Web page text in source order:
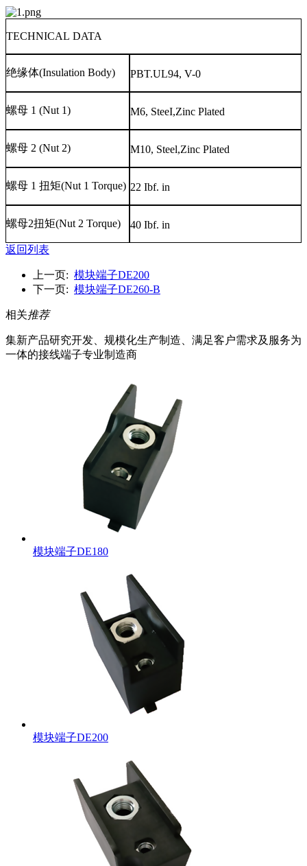
TECHNICAL DATA
绝缘体(Insulation Body) PBT.UL94, V-0
螺母 1 (Nut 1) M6, SteeI,Zinc Plated
螺母 2 (Nut 2) M10, Steel,Zinc Plated
螺母 1 扭矩(Nut 1 Torque) 22 Ibf. in
螺母2扭矩(Nut 2 Torque) 40 Ibf. in
返回列表
上一页: 模块端子DE200
下一页: 模块端子DE260-B
相关推荐
集新产品研究开发、规模化生产制造、满足客户需求及服务为
一体的接线端子专业制造商
模块端子DE180
模块端子DE200